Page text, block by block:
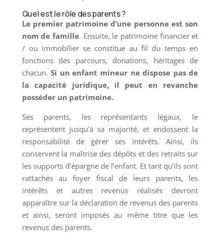
Quel est le rôle des parents ?
Le premier patrimoine d’une personne est son
nom de famille. Ensuite, le patrimoine financier et
/ ou immobilier se constitue au fil du temps en
fonctions des parcours, donations, héritages de
chacun.Si un enfant mineur ne dispose pas de
la capacité juridique, il peut en revanche
posséder un patrimoine.
Ses parents, les représentants légaux, le
représentent jusqu’à sa majorité, et endossent la
responsabilité de gérer ses intérêts. Ainsi, ils
conservent la maîtrise des dépôts et des retraits sur
les supports d’épargne de l’enfant. Et tant qu’ils sont
rattachés au foyer fiscal de leurs parents, les
intérêts et autres revenus réalisés devront
apparaître sur la déclaration de revenus des parents
et ainsi, seront imposés au même titre que les
revenus des parents.